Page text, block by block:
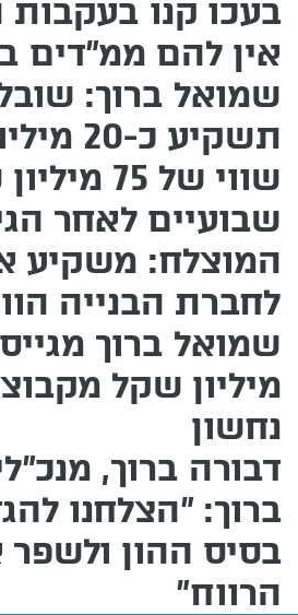
בעכו קנו
אין להם ממ"דים
שמואל ברוך:
תשקיע
שווי של 75 מיליון שקל
שבועיים לאחר
המוצלח: משקיע
לחברת הבנייה
מיליון שקל
נחשון
דבורה ברוך,
ברוך: "הצלחנו
בסיס ההון
הרווח"